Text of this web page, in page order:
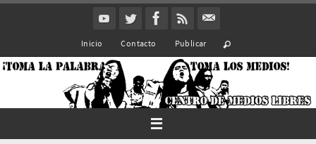
Inicio Contacto Publicar